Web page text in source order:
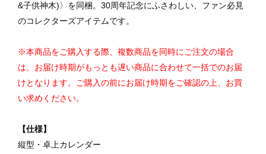
&子供神木)〉を同梱。30周年記念にふさわしい、ファン必見
のコレクターズアイテムです。
※本商品をご購入する際、複数商品を同時にご注文の場合
は、お届け時期がもっとも遅い商品に合わせて一括でのお届
けとなります。ご購入の前にお届け時期をご確認の上、お買
い求めください。
【仕様】
縦型・卓上カレンダー